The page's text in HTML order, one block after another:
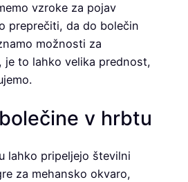
vzroke za pojav
preprečiti, da do bolečin
možnosti za
je to lahko velika prednost,
v hrbtu
lahko pripeljejo številni
za mehansko okvaro,